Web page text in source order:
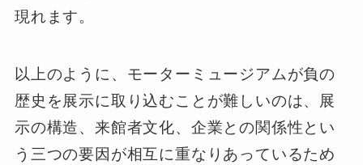
現れます。
以上のように、モーターミュージアムが負の
歴史を展示に取り込むことが難しいのは、展
示の構造、来館者文化、企業との関係性とい
う三つの要因が相互に重なりあっているため